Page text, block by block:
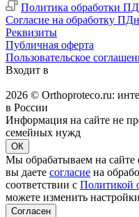
Политика обработки
Согласие на обработку ПДн
Реквизиты
Публичная оферта
Пользовательское
Входит в
2026 © Orthoproteco.ru:
в России
Информация на сайте не
семейных нужд
ОК
Мы обрабатываем на сайте
вы даете согласие на
соответствии с Политикой
можете изменить
Согласен